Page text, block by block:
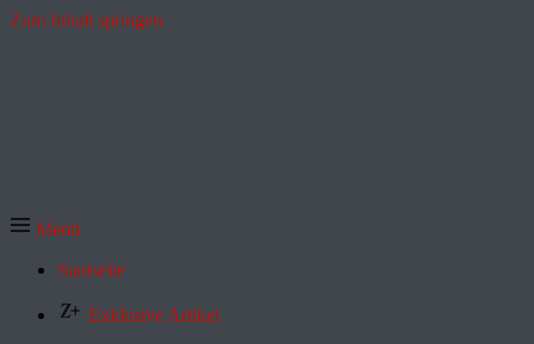
Zum Inhalt springen
Menü
Startseite
Exklusive Artikel